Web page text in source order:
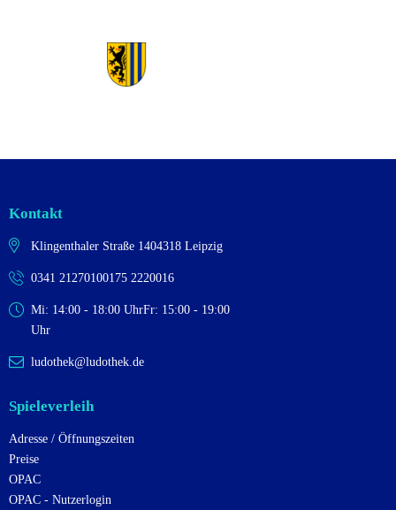
Kontakt
Klingenthaler Straße 1404318 Leipzig
0341 21270100175 2220016
Mi: 14:00 - 18:00 UhrFr: 15:00 - 19:00
Uhr
ludothek@ludothek.de
Spieleverleih
Adresse / Öffnungszeiten
Preise
OPAC
OPAC - Nutzerlogin